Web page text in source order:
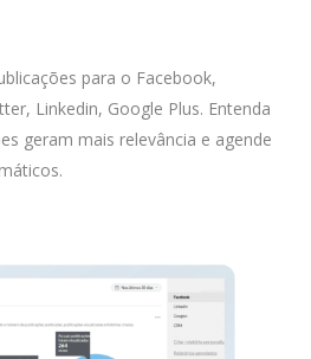
para o Facebook,
Linkedin, Google Plus. Entenda
geram mais relevância e agende